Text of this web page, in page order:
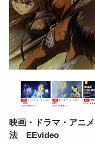
映画・ドラマ・アニ
法 EEvideo